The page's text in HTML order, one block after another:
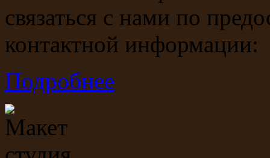
связаться с нами по
контактной информации:
Подробнее